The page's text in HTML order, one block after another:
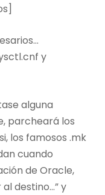
y
alguna
parcheará los
los famosos .mk
cuando
de Oracle,
destino…” y